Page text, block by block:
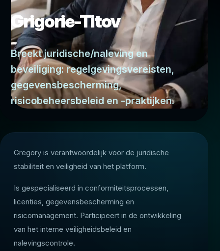
Grigorie-Titov
Breekt juridische/naleving en
beveiliging: regelgevingsvereisten,
gegevensbescherming,
risicobeheersbeleid en -praktijken.
Gregory is verantwoordelijk voor de juridische
stabiliteit en veiligheid van het platform.
Is gespecialiseerd in conformiteitsprocessen,
licenties, gegevensbescherming en
risicomanagement. Participeert in de ontwikkeling
van het interne veiligheidsbeleid en
nalevingscontrole.